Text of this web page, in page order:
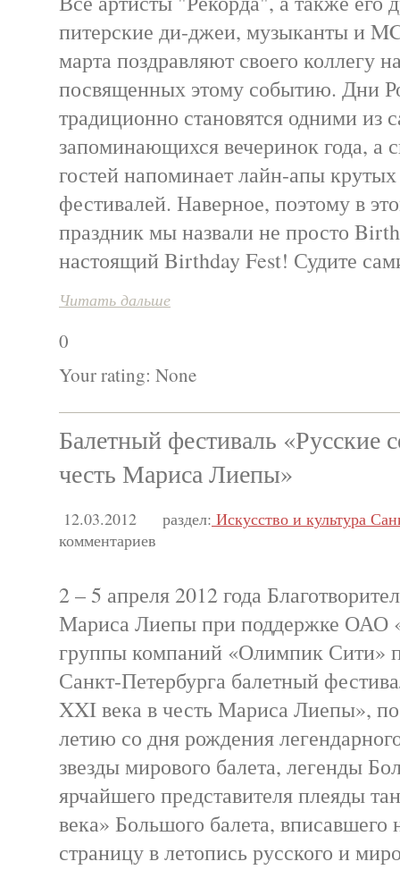
питерские ди-джеи, музыканты и
марта поздравляют своего коллегу
посвященных этому событию. Дни
традиционно становятся одними из
запоминающихся вечеринок года, а
гостей напоминает лайн-апы
фестивалей. Наверное, поэтому в
праздник мы назвали не просто
настоящий Birthday Fest! Судите
Читать дальше
0
Your rating: None
Балетный фестиваль «Русские
честь Мариса Лиепы»
12.03.2012 раздел: Искусство и культура
комментариев
2 – 5 апреля 2012 года
Мариса Лиепы при поддержке
группы компаний «Олимпик Сити»
Санкт-Петербурга балетный
XXI века в честь Мариса Лиепы»,
летию со дня рождения
звезды мирового балета, легенды
ярчайшего представителя плеяды
века» Большого балета,
страницу в летопись русского и